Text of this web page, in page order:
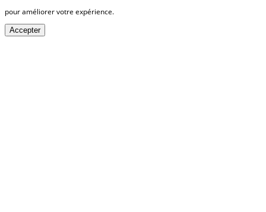
pour améliorer votre expérience.
Accepter